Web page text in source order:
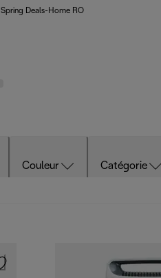
Spring Deals-Home RO
Couleur Catégorie